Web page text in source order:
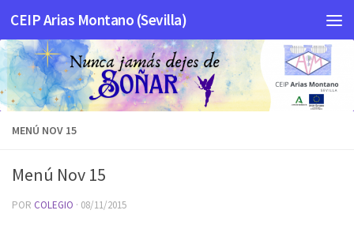
Saltar al contenido
CEIP Arias Montano (Sevilla)
MENÚ NOV 15
Menú Nov 15
POR COLEGIO · 08/11/2015